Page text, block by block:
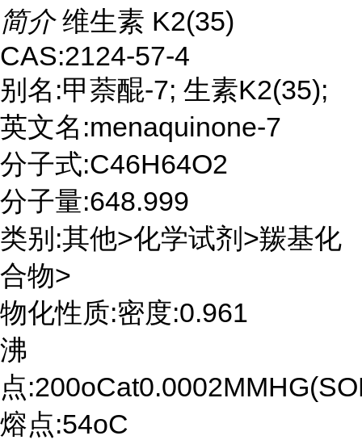
简介 维生素 K2(35)
CAS:2124-57-4
别名:甲萘醌-7; 生素K2(35);
英文名:menaquinone-7
分子式:C46H64O2
分子量:648.999
类别:其他>化学试剂>羰基化
合物>
物化性质:密度:0.961
沸
点
熔点:54oC